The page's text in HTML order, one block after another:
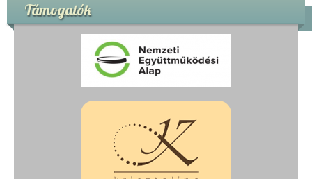
Támogatók